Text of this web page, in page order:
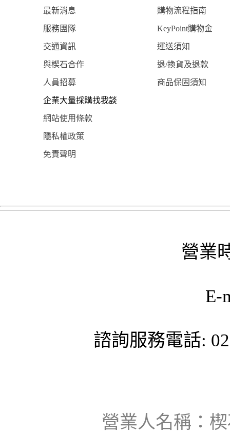
最新消息 購物流程指南
服務團隊 KeyPoint購物金
交通資訊 運送須知
與楔石合作 退/換貨及退款
人員招募 商品保固須知
企業大量採購找我談
網站使用條款
隱私權政策
免責聲明
營業
E-
諮詢服務電話:
營業人名稱：